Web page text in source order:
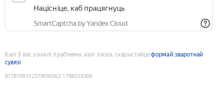
Націсніце, каб працягнуць
SmartCaptcha by Yandex Cloud
Калі ў вас узніклі праблемы, калі ласка, скарыстайцеформай зваротнай
сувязі
9178199312379590062:1786033269